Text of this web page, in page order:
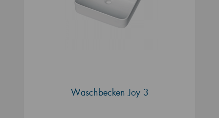
Waschbecken Joy 3